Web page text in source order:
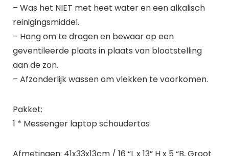
– Was het NIET met heet water en een alkalisch
reinigingsmiddel.
– Hang om te drogen en bewaar op een
geventileerde plaats in plaats van blootstelling
aan de zon.
– Afzonderlijk wassen om vlekken te voorkomen.
Pakket:
1 * Messenger laptop schoudertas